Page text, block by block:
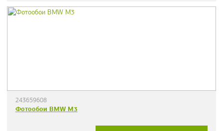
243659608
Фотообои BMW M3